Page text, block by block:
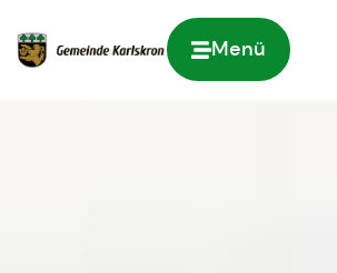
Menü